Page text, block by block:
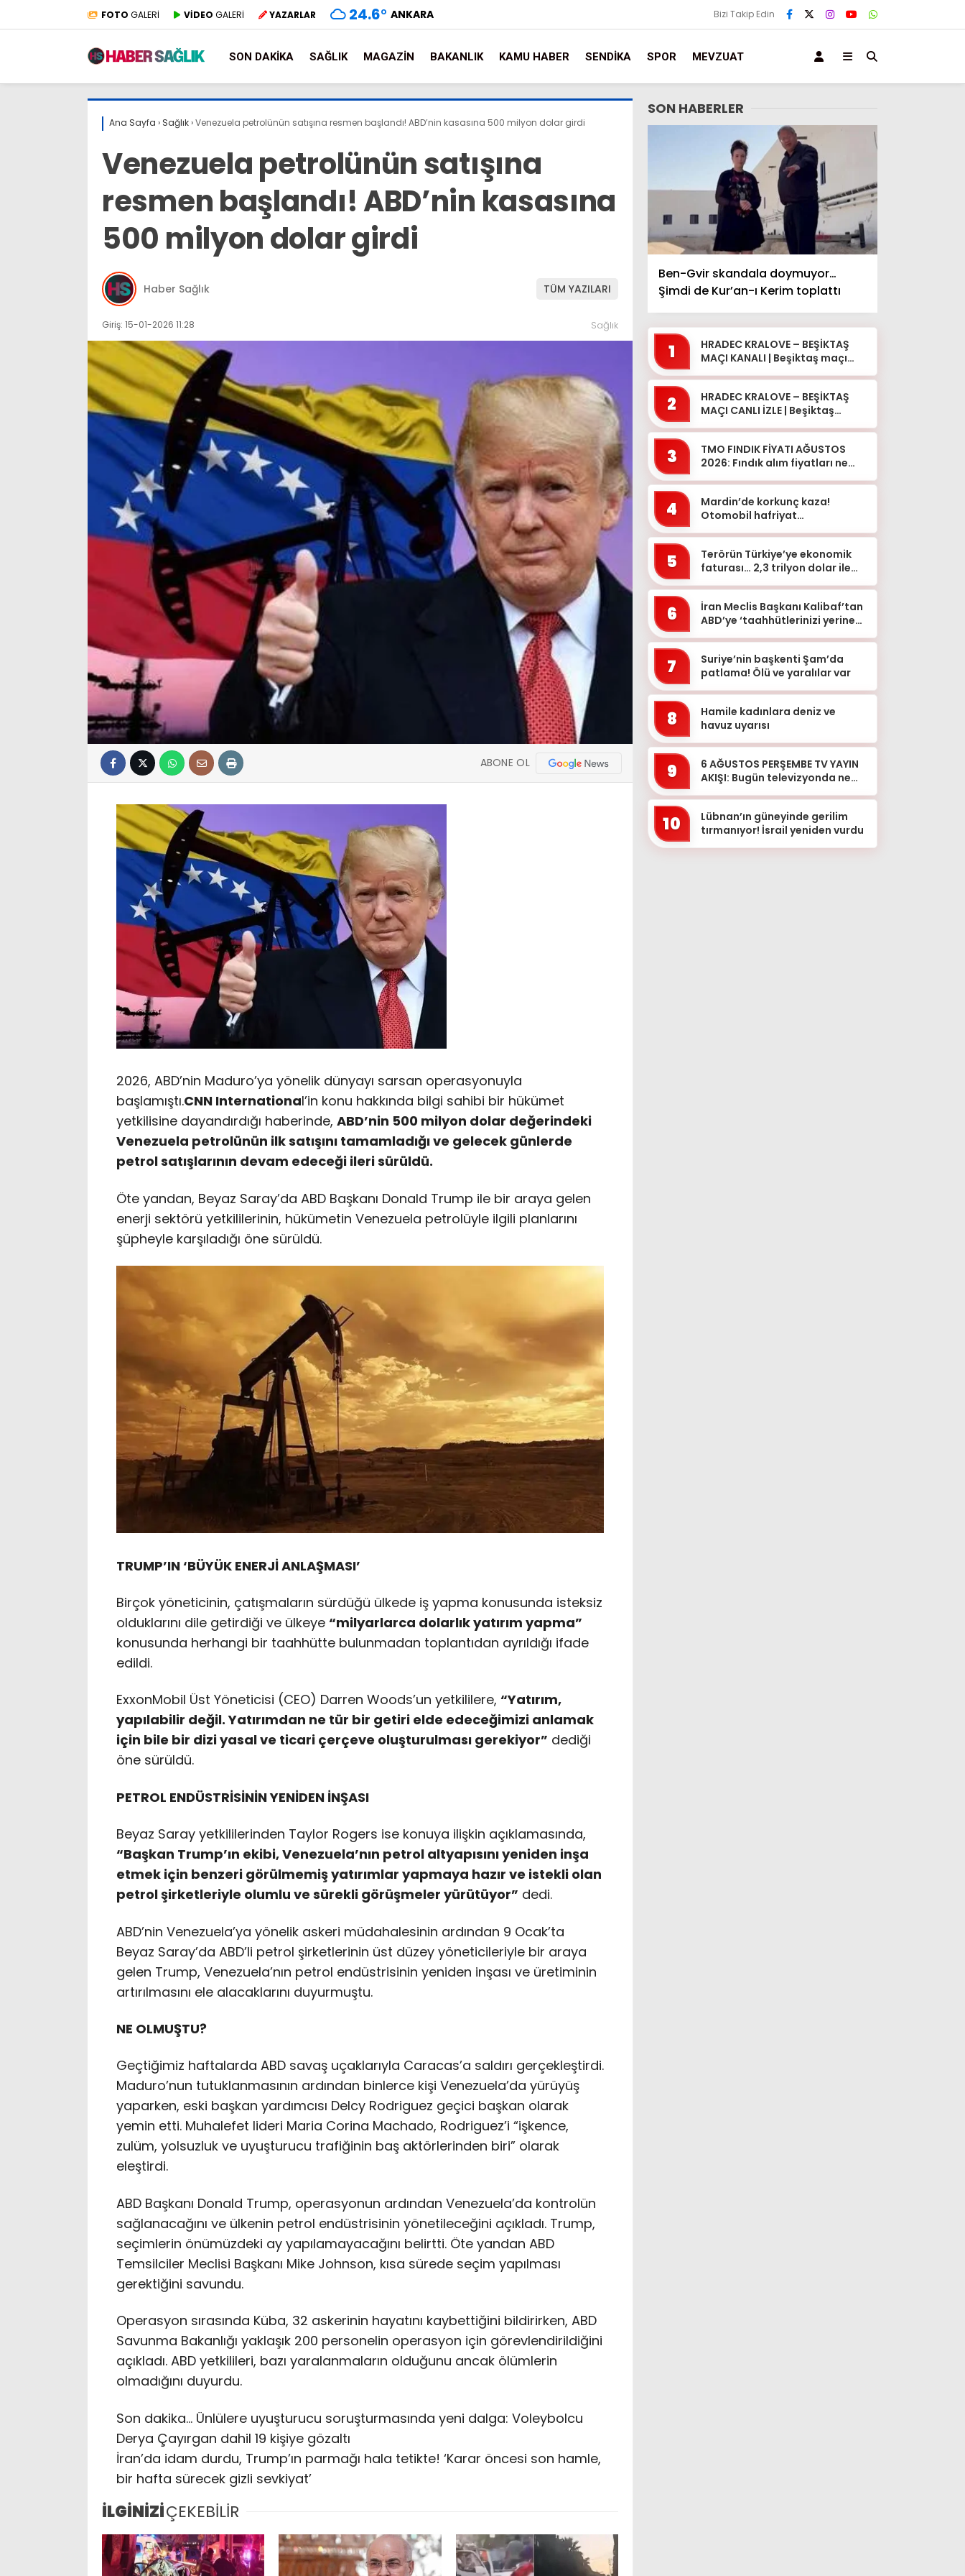
FOTO GALERİ VİDEO GALERİ YAZARLAR 24.6° ANKARA Bizi Takip Edin
SON DAKIKA SAĞLIK MAGAZIN BAKANLIK KAMU HABER SENDIKA SPOR MEVZUAT
Ana Sayfa › Sağlık›Venezuela petrolünün satışına resmen başlandı! ABD’nin kasasına 500 milyon dolar girdi
Venezuela petrolünün satışına
resmen başlandı! ABD’nin kasasına
500 milyon dolar girdi
Haber Sağlık TÜM YAZILARI
Giriş: 15-01-2026 11:28 Sağlık
ABONE OL
2026, ABD’nin Maduro’ya yönelik dünyayı sarsan operasyonuyla
başlamıştı.CNN International’in konu hakkında bilgi sahibi bir hükümet
yetkilisine dayandırdığı haberinde, ABD’nin 500 milyon dolar değerindeki
Venezuela petrolünün ilk satışını tamamladığı ve gelecek günlerde
petrol satışlarının devam edeceği ileri sürüldü.
Öte yandan, Beyaz Saray’da ABD Başkanı Donald Trump ile bir araya gelen
enerji sektörü yetkililerinin, hükümetin Venezuela petrolüyle ilgili planlarını
şüpheyle karşıladığı öne sürüldü.
TRUMP’IN ‘BÜYÜK ENERJİ ANLAŞMASI’
Birçok yöneticinin, çatışmaların sürdüğü ülkede iş yapma konusunda isteksiz
olduklarını dile getirdiği ve ülkeye “milyarlarca dolarlık yatırım yapma”
konusunda herhangi bir taahhütte bulunmadan toplantıdan ayrıldığı ifade
edildi.
ExxonMobil Üst Yöneticisi (CEO) Darren Woods’un yetkililere, “Yatırım,
yapılabilir değil. Yatırımdan ne tür bir getiri elde edeceğimizi anlamak
için bile bir dizi yasal ve ticari çerçeve oluşturulması gerekiyor” dediği
öne sürüldü.
PETROL ENDÜSTRİSİNİN YENİDEN İNŞASI
Beyaz Saray yetkililerinden Taylor Rogers ise konuya ilişkin açıklamasında,
“Başkan Trump’ın ekibi, Venezuela’nın petrol altyapısını yeniden inşa
etmek için benzeri görülmemiş yatırımlar yapmaya hazır ve istekli olan
petrol şirketleriyle olumlu ve sürekli görüşmeler yürütüyor” dedi.
ABD’nin Venezuela’ya yönelik askeri müdahalesinin ardından 9 Ocak’ta
Beyaz Saray’da ABD’li petrol şirketlerinin üst düzey yöneticileriyle bir araya
gelen Trump, Venezuela’nın petrol endüstrisinin yeniden inşası ve üretiminin
artırılmasını ele alacaklarını duyurmuştu.
NE OLMUŞTU?
Geçtiğimiz haftalarda ABD savaş uçaklarıyla Caracas’a saldırı gerçekleştirdi.
Maduro’nun tutuklanmasının ardından binlerce kişi Venezuela’da yürüyüş
yaparken, eski başkan yardımcısı Delcy Rodriguez geçici başkan olarak
yemin etti. Muhalefet lideri Maria Corina Machado, Rodriguez’i “işkence,
zulüm, yolsuzluk ve uyuşturucu trafiğinin baş aktörlerinden biri” olarak
eleştirdi.
ABD Başkanı Donald Trump, operasyonun ardından Venezuela’da kontrolün
sağlanacağını ve ülkenin petrol endüstrisinin yönetileceğini açıkladı. Trump,
seçimlerin önümüzdeki ay yapılamayacağını belirtti. Öte yandan ABD
Temsilciler Meclisi Başkanı Mike Johnson, kısa sürede seçim yapılması
gerektiğini savundu.
Operasyon sırasında Küba, 32 askerinin hayatını kaybettiğini bildirirken, ABD
Savunma Bakanlığı yaklaşık 200 personelin operasyon için görevlendirildiğini
açıkladı. ABD yetkilileri, bazı yaralanmaların olduğunu ancak ölümlerin
olmadığını duyurdu.
Son dakika… Ünlülere uyuşturucu soruşturmasında yeni dalga: Voleybolcu
Derya Çayırgan dahil 19 kişiye gözaltı
İran’da idam durdu, Trump’ın parmağı hala tetikte! ‘Karar öncesi son hamle,
bir hafta sürecek gizli sevkiyat’
İLGİNİZİÇEKEBİLİR
SON HABERLER
Ben-Gvir skandala doymuyor…
Şimdi de Kur’an-ı Kerim toplattı
1
HRADEC KRALOVE – BEŞİKTAŞ
MAÇI KANALI | Beşiktaş maçı
2
HRADEC KRALOVE – BEŞİKTAŞ
MAÇI CANLI İZLE | Beşiktaş
3
TMO FINDIK FİYATI AĞUSTOS
2026: Fındık alım fiyatları ne
4
Mardin’de korkunç kaza!
Otomobil hafriyat
5
Terörün Türkiye’ye ekonomik
faturası… 2,3 trilyon dolar ile
6
İran Meclis Başkanı Kalibaf’tan
ABD’ye ‘taahhütlerinizi yerine
7
Suriye’nin başkenti Şam’da
patlama! Ölü ve yaralılar var
8
Hamile kadınlara deniz ve
havuz uyarısı
9
6 AĞUSTOS PERŞEMBE TV YAYIN
AKIŞI: Bugün televizyonda ne
10
Lübnan’ın güneyinde gerilim
tırmanıyor! İsrail yeniden vurdu